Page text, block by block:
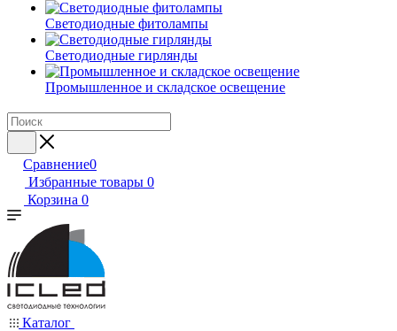
Светодиодные фитолампы
Светодиодные гирлянды
Промышленное и складское освещение
Сравнение0
Избранные товары 0
Корзина 0
Каталог